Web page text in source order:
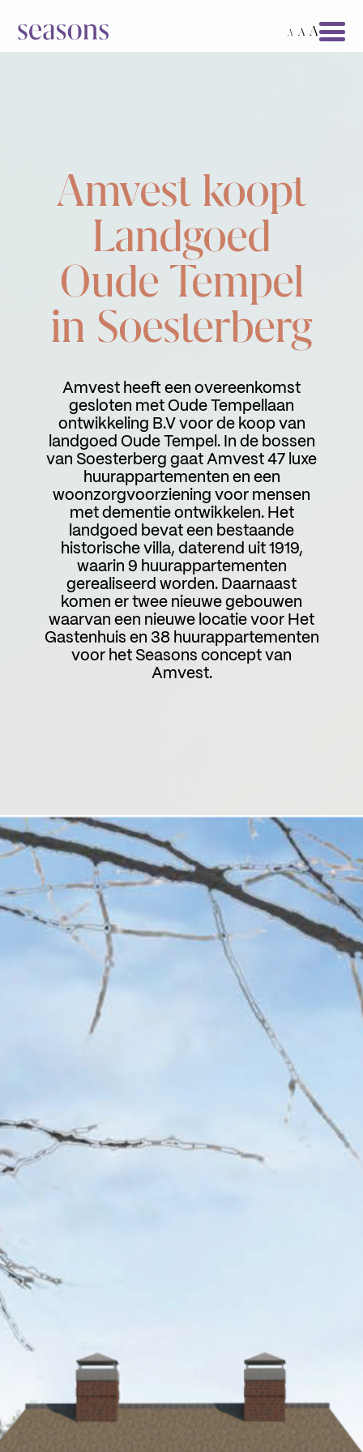
A A A
Amvest koopt
Landgoed
Oude Tempel
in Soesterberg
Amvest heeft een overeenkomst
gesloten met Oude Tempellaan
ontwikkeling B.V voor de koop van
landgoed Oude Tempel. In de bossen
van Soesterberg gaat Amvest 47 luxe
huurappartementen en een
woonzorgvoorziening voor mensen
met dementie ontwikkelen. Het
landgoed bevat een bestaande
historische villa, daterend uit 1919,
waarin 9 huurappartementen
gerealiseerd worden. Daarnaast
komen er twee nieuwe gebouwen
waarvan een nieuwe locatie voor Het
Gastenhuis en 38 huurappartementen
voor het Seasons concept van
Amvest.